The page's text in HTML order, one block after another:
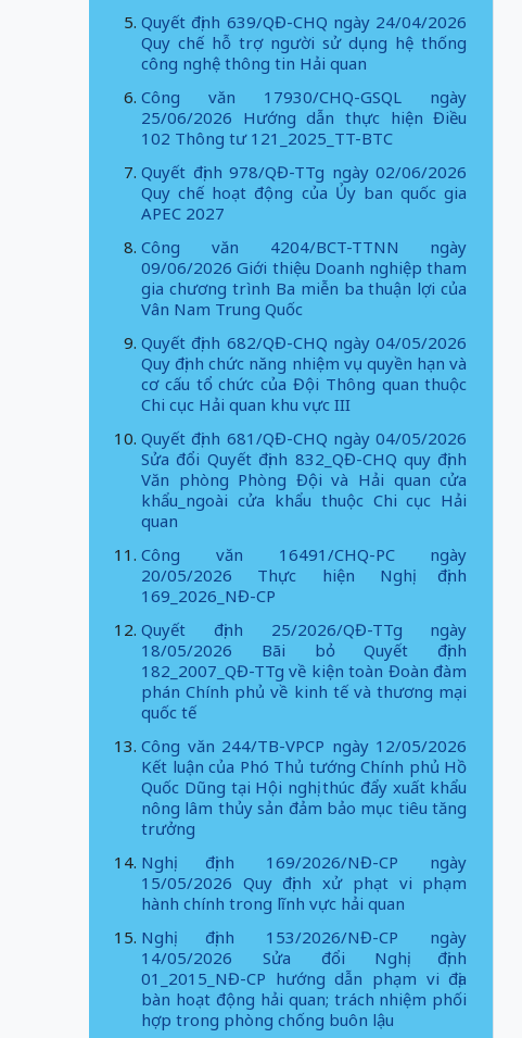
Quyết định 639/QĐ-CHQ ngày 24/04/2026
Quy chế hỗ trợ người sử dụng hệ thống
công nghệ thông tin Hải quan
Công văn 17930/CHQ-GSQL ngày
25/06/2026 Hướng dẫn thực hiện Điều
102 Thông tư 121_2025_TT-BTC
Quyết định 978/QĐ-TTg ngày 02/06/2026
Quy chế hoạt động của Ủy ban quốc gia
APEC 2027
Công văn 4204/BCT-TTNN ngày
09/06/2026 Giới thiệu Doanh nghiệp tham
gia chương trình Ba miễn ba thuận lợi của
Vân Nam Trung Quốc
Quyết định 682/QĐ-CHQ ngày 04/05/2026
Quy định chức năng nhiệm vụ quyền hạn và
cơ cấu tổ chức của Đội Thông quan thuộc
Chi cục Hải quan khu vực III
Quyết định 681/QĐ-CHQ ngày 04/05/2026
Sửa đổi Quyết định 832_QĐ-CHQ quy định
Văn phòng Phòng Đội và Hải quan cửa
khẩu_ngoài cửa khẩu thuộc Chi cục Hải
quan
Công văn 16491/CHQ-PC ngày
20/05/2026 Thực hiện Nghị định
169_2026_NĐ-CP
Quyết định 25/2026/QĐ-TTg ngày
18/05/2026 Bãi bỏ Quyết định
182_2007_QĐ-TTg về kiện toàn Đoàn đàm
phán Chính phủ về kinh tế và thương mại
quốc tế
Công văn 244/TB-VPCP ngày 12/05/2026
Kết luận của Phó Thủ tướng Chính phủ Hồ
Quốc Dũng tại Hội nghị thúc đẩy xuất khẩu
nông lâm thủy sản đảm bảo mục tiêu tăng
trưởng
Nghị định 169/2026/NĐ-CP ngày
15/05/2026 Quy định xử phạt vi phạm
hành chính trong lĩnh vực hải quan
Nghị định 153/2026/NĐ-CP ngày
14/05/2026 Sửa đổi Nghị định
01_2015_NĐ-CP hướng dẫn phạm vi địa
bàn hoạt động hải quan; trách nhiệm phối
hợp trong phòng chống buôn lậu